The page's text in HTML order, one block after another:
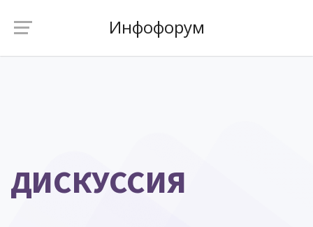
Инфофорум
ДИСКУССИЯ